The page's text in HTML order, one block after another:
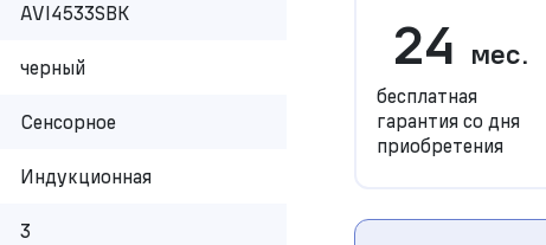
AVI4533SBK
черный
Сенсорное
Индукционная
3
24 мес.
бесплатная
гарантия со дня
приобретения